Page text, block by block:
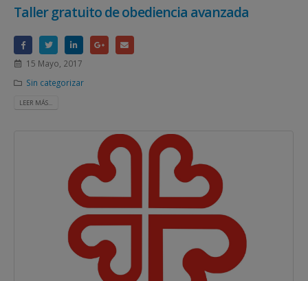
Taller gratuito de obediencia avanzada
15 Mayo, 2017
Sin categorizar
LEER MÁS...